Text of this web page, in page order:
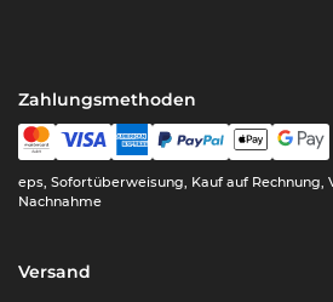
Zahlungsmethoden
eps, Sofortüberweisung, Kauf auf Rechnung,
Nachnahme
Versand